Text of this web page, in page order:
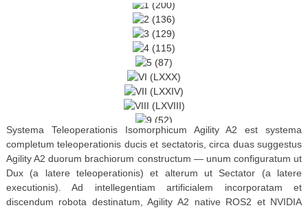
Systema Teleoperationis Isomorphicum Agility A2 est systema
completum teleoperationis ducis et sectatoris, circa duas suggestus
Agility A2 duorum brachiorum constructum — unum configuratum ut
Dux (a latere teleoperationis) et alterum ut Sectator (a latere
executionis). Ad intellegentiam artificialem incorporatam et
discendum robota destinatum, Agility A2 native ROS2 et NVIDIA